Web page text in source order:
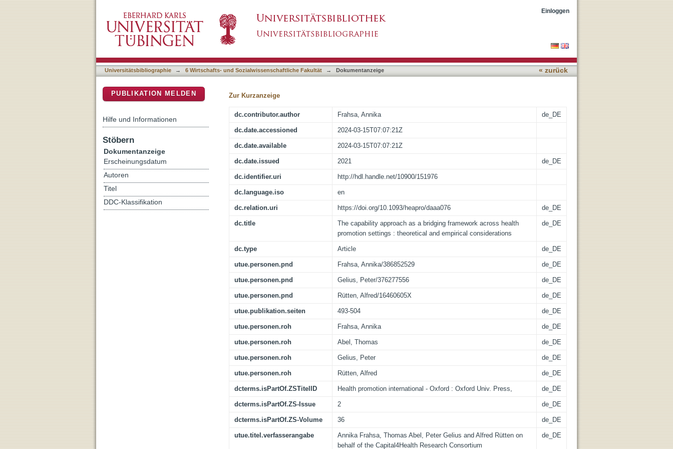
The capability approach as a bridging framework across health promotion settings : theoretical and
empirical considerations
Einloggen
Universitätsbibliographie → 6 Wirtschafts- und Sozialwissenschaftliche Fakultät → Dokumentanzeige « zurück
Zur Kurzanzeige
dc.contributor.author Frahsa, Annika de_DE
dc.date.accessioned 2024-03-15T07:07:21Z
dc.date.available 2024-03-15T07:07:21Z
dc.date.issued 2021 de_DE
dc.identifier.uri http://hdl.handle.net/10900/151976
dc.language.iso en
dc.relation.uri https://doi.org/10.1093/heapro/daaa076 de_DE
dc.title
The capability approach as a bridging framework across health
promotion settings : theoretical and empirical considerations
de_DE
dc.type Article de_DE
utue.personen.pnd Frahsa, Annika/386852529 de_DE
utue.personen.pnd Gelius, Peter/376277556 de_DE
utue.personen.pnd Rütten, Alfred/16460605X de_DE
utue.publikation.seiten 493-504 de_DE
utue.personen.roh Frahsa, Annika de_DE
utue.personen.roh Abel, Thomas de_DE
utue.personen.roh Gelius, Peter de_DE
utue.personen.roh Rütten, Alfred de_DE
dcterms.isPartOf.ZSTitelID Health promotion international - Oxford : Oxford Univ. Press, de_DE
dcterms.isPartOf.ZS-Issue 2 de_DE
dcterms.isPartOf.ZS-Volume 36 de_DE
utue.titel.verfasserangabe
Annika Frahsa, Thomas Abel, Peter Gelius and Alfred Rütten on
behalf of the Capital4Health Research Consortium
de_DE
PUBLIKATION MELDEN
Hilfe und Informationen
Stöbern
Dokumentanzeige
Erscheinungsdatum
Autoren
Titel
DDC-Klassifikation